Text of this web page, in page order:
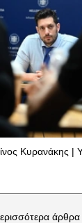
Κυρανάκης |